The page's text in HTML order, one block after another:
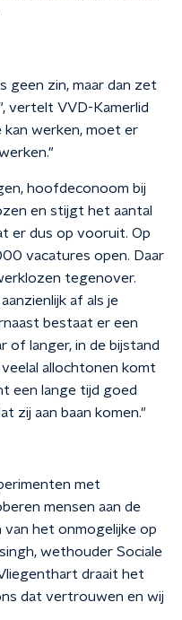
geen zin, maar dan zet
vertelt VVD-Kamerlid
kan werken, moet er
hoofdeconoom bij
en stijgt het aantal
er dus op vooruit. Op
vacatures open. Daar
tegenover.
af als je
bestaat er een
of langer, in de bijstand
allochtonen komt
een lange tijd goed
zij aan baan komen."
met
mensen aan de
het onmogelijke op
wethouder Sociale
draait het
dat vertrouwen en wij